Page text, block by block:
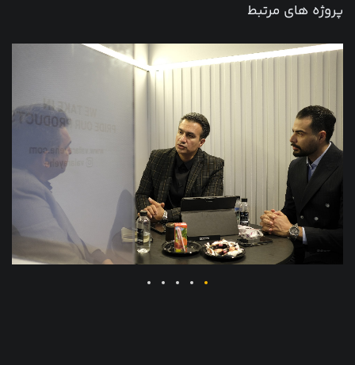
پروژه های مرتبط